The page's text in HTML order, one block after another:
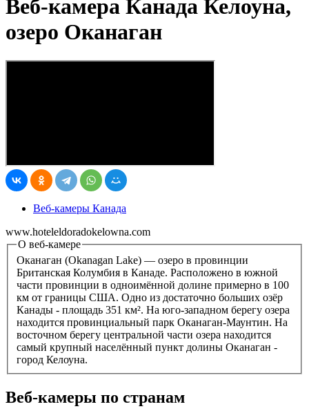
Веб-камера Канада Келоуна,
озеро Оканаган
Веб-камеры Канада
www.hoteleldoradokelowna.com
О веб-камере
Оканаган (Okanagan Lake) — озеро в провинции
Британская Колумбия в Канаде. Расположено в южной
части провинции в одноимённой долине примерно в 100
км от границы США. Одно из достаточно больших озёр
Канады - площадь 351 км². На юго-западном берегу озера
находится провинциальный парк Оканаган-Маунтин. На
восточном берегу центральной части озера находится
самый крупный населённый пункт долины Оканаган -
город Келоуна.
Веб-камеры по странам